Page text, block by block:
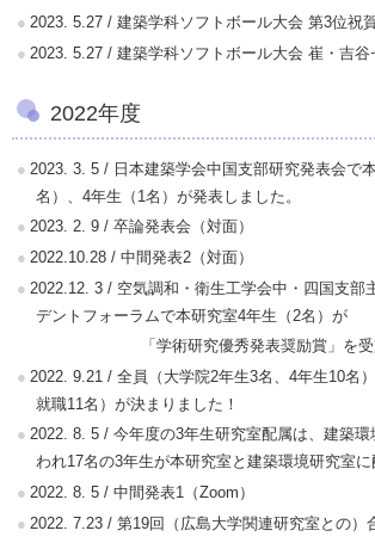
2023. 5.27 / 建築学科ソフトボール大会 第3位祝
2023. 5.27 / 建築学科ソフトボール大会 崔・吉谷
2022年度
2023. 3. 5 / 日本建築学会中国支部研究発表会で
名）、4年生（1名）が発表しました。
2023. 2. 9 / 卒論発表会（対面）
2022.10.28 / 中間発表2（対面）
2022.12. 3 / 空気調和・衛生工学会中・四国支部
デントフォーラムで本研究室4年生（2名）が
「学術研究優秀発表奨励賞」を受賞
2022. 9.21 / 全員（大学院2年生3名、4年生10名
就職11名）が決まりました！
2022. 8. 5 / 今年度の3年生研究室配属は、建築
われ17名の3年生が本研究室と建築環境研究室に
2022. 8. 5 / 中間発表1（Zoom）
2022. 7.23 / 第19回（広島大学関連研究室との）